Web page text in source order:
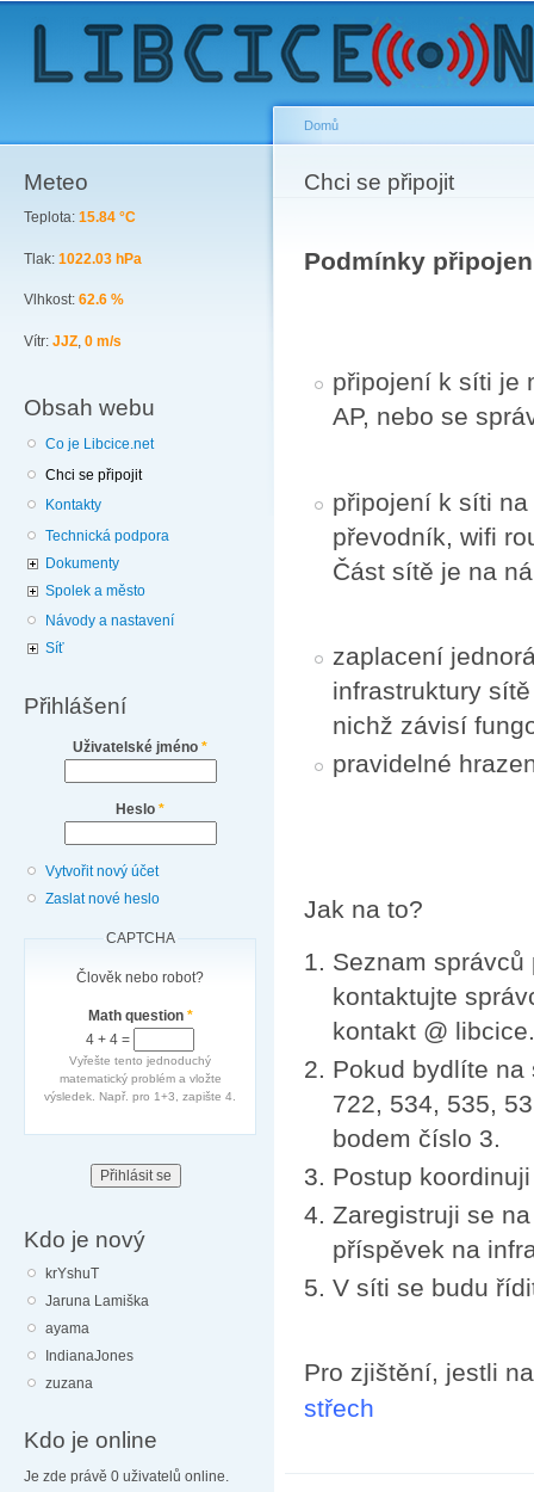
Meteo
Teplota: 15.84 °C
Tlak: 1022.03 hPa
Vlhkost: 62.6 %
Vítr: JJZ, 0 m/s
Obsah webu
Co je Libcice.net
Chci se připojit
Kontakty
Technická podpora
Dokumenty
Spolek a město
Návody a nastavení
Síť
Přihlášení
Uživatelské jméno *
Heslo *
Vytvořit nový účet
Zaslat nové heslo
CAPTCHA
Člověk nebo robot?
Math question *
4 + 4 =
Vyřešte tento jednoduchý
matematický problém a vložte
výsledek. Např. pro 1+3, zapište 4.
Kdo je nový
krYshuT
Jaruna Lamiška
ayama
IndianaJones
zuzana
Kdo je online
Je zde právě 0 uživatelů online.
You are here
Domů
Chci se připojit
Podmínky
připojení k síti je
AP, nebo se
připojení k síti
převodník, wifi
Část sítě je na
zaplacení
infrastruktury
nichž závisí
pravidelné
Jak na to?
Seznam
kontaktujte
kontakt @
Pokud bydlíte na
722, 534, 535,
bodem číslo 3.
Postup
Zaregistruji se
příspěvek na
V síti se budu
Pro zjištění, jestli
střech